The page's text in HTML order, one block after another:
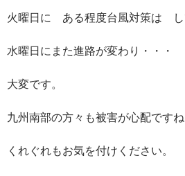
火曜日に ある程度台風対策は し
水曜日にまた進路が変わり・・・
大変です。
九州南部の方々も被害が心配ですね
くれぐれもお気を付けください。